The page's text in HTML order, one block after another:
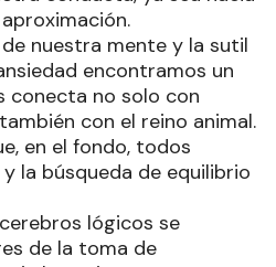
nuestra mente y la sutil
encontramos un
conecta no solo con
con el reino animal.
en el fondo, todos
la búsqueda de equilibrio
lógicos se
de la toma de